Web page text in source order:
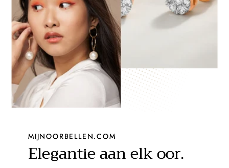
MIJNOORBELLEN.COM
Elegantie aan elk oor.